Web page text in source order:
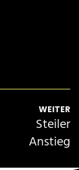
WEITER
Steiler
Anstieg